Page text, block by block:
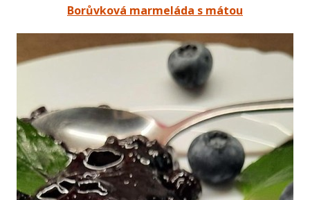
Borůvková marmeláda s mátou